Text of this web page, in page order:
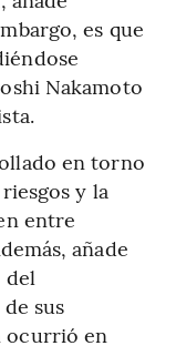
es que
Nakamoto
en torno
y la
entre
añade
del
sus
ocurrió en